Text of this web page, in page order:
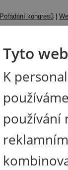
Pořádání kongresů
Tyto
K
používání